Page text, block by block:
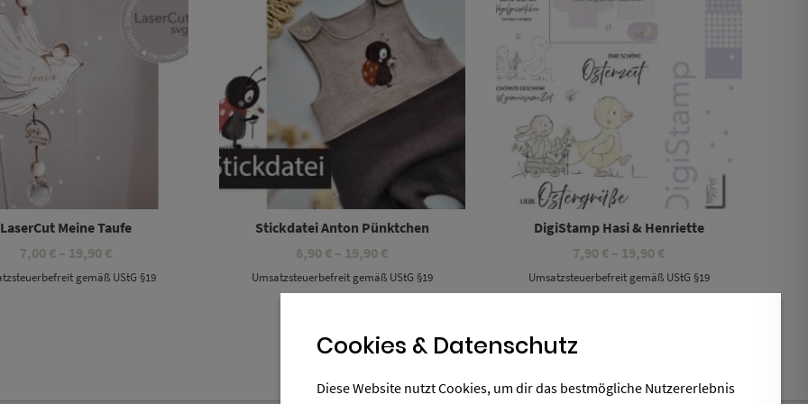
LaserCut Meine Taufe
7,00 € – 19,90 €Preisspanne:
bis
gemäß UStG §19
Stickdatei Anton Pünktchen
8,90 € – 19,90 €Preisspanne:
bis
19,90 €
Umsatzsteuerbefreit gemäß UStG §19
DigiStamp Hasi & Henriette
7,90 € – 19,90 €Preisspanne:
bis
19,90 €
Umsatzsteuerbefreit gemäß UStG §19
Cookies & Datenschutz
Diese Website nutzt Cookies, um dir das bestmögliche Nutzererlebnis